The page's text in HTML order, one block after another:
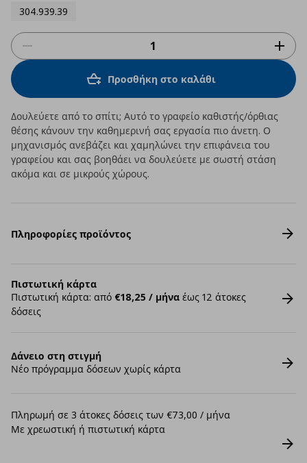
304.939.39
Προσθήκη στο καλάθι
Δουλεύετε από το σπίτι; Αυτό το γραφείο καθιστής/όρθιας
θέσης κάνουν την καθημερινή σας εργασία πιο άνετη. Ο
μηχανισμός ανεβάζει και χαμηλώνει την επιφάνεια του
γραφείου και σας βοηθάει να δουλεύετε με σωστή στάση
ακόμα και σε μικρούς χώρους.
Πληροφορίες προϊόντος
Πιστωτική κάρτα
Πιστωτική κάρτα: από €18,25 / μήνα έως 12 άτοκες
δόσεις
Δάνειο στη στιγμή
Νέο πρόγραμμα δόσεων χωρίς κάρτα
Πληρωμή σε 3 άτοκες δόσεις των €73,00 / μήνα
Με χρεωστική ή πιστωτική κάρτα